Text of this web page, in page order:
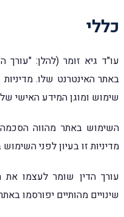
כללי
עו"ד גיא זומר (להלן:
באתר האינטרנט שלו.
שימוש ומוגן המידע האישי
השימוש באתר מהווה הסכמה
מדיניות זו בעיון לפני
עורך הדין שומר לעצמו את
שינויים מהותיים יפורסמו